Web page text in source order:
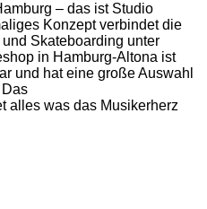
– das ist Studio
Konzept verbindet die
Skateboarding unter
in Hamburg-Altona ist
und hat eine große Auswahl
alles was das Musikerherz